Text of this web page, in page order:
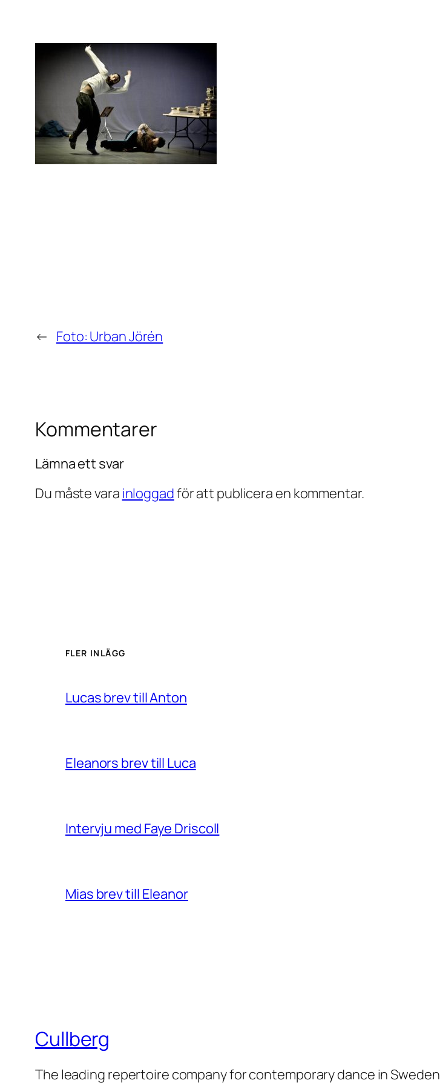
← Foto: Urban Jörén
Kommentarer
Lämna ett svar
Du måste vara inloggadför att publicera en kommentar.
FLER INLÄGG
Lucas brev till Anton
Eleanors brev till Luca
Intervju med Faye Driscoll
Mias brev till Eleanor
Cullberg
The leading repertoire company for contemporary dance in Sweden